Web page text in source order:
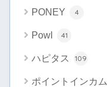
PONEY 4
Powl 41
ハピタス 109
ポイントインカム